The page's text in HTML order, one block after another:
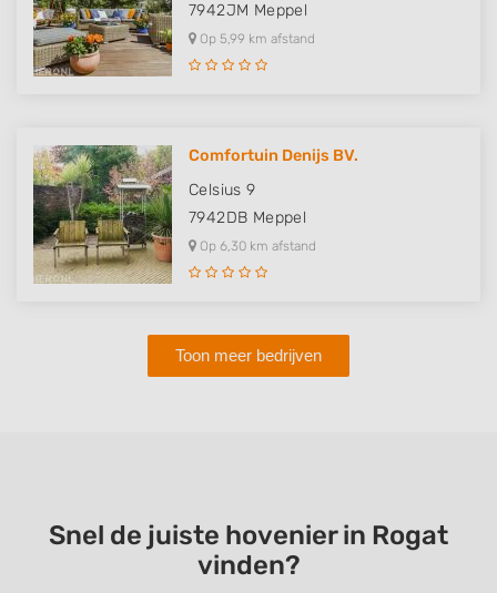
7942JM Meppel
Op 5,99 km afstand
Comfortuin Denijs BV.
Celsius 9
7942DB Meppel
Op 6,30 km afstand
Toon meer bedrijven
Snel de juiste hovenier in Rogat
vinden?